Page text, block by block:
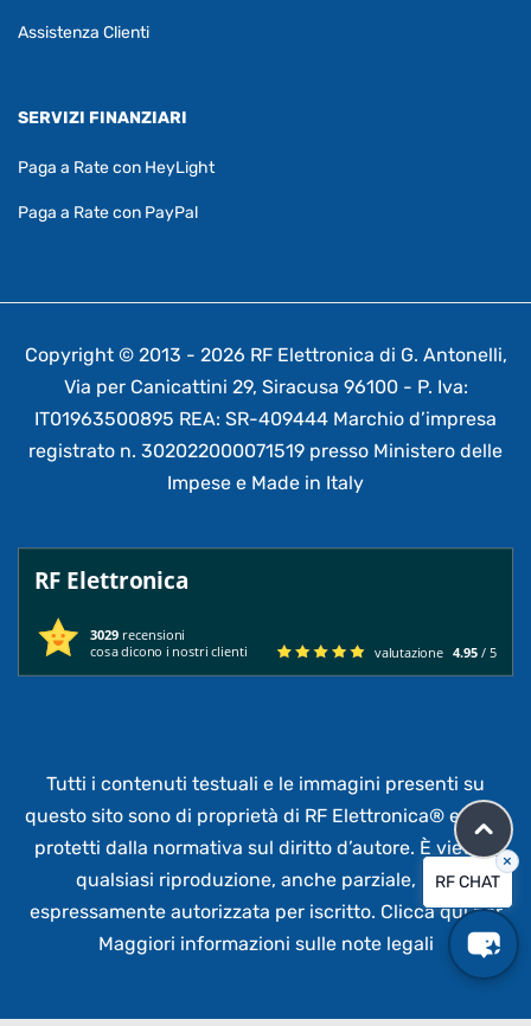
Assistenza Clienti
SERVIZI FINANZIARI
Paga a Rate con HeyLight
Paga a Rate con PayPal
Copyright © 2013 - 2026 RF Elettronica di G. Antonelli,
Via per Canicattini 29, Siracusa 96100 - P. Iva:
IT01963500895 REA: SR-409444 Marchio d’impresa
registrato n. 302022000071519 presso Ministero delle
Impese e Made in Italy
RF Elettronica
3029 recensioni
cosa dicono i nostri clienti
valutazione 4.95 / 5
Tutti i contenuti testuali e le immagini presenti su
questo sito sono di proprietà di RF Elettronica® e sono
protetti dalla normativa sul diritto d’autore. È vietata
qualsiasi riproduzione, anche parziale,
non
espressamente autorizzata per iscritto. Clicca qui per
Maggiori informazioni sulle note legali
RF CHAT
×